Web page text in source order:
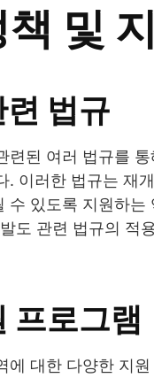
및
법규
련된 여러 법규를
. 이러한 법규는 재
수 있도록 지원하는
도 관련 법규의 적
프로그램
에 대한 다양한 지